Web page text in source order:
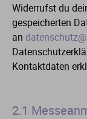
Widerrufst du
gespeicherten
an
Kontaktdaten
2.1